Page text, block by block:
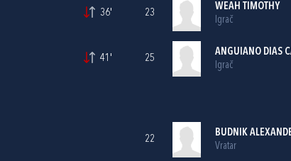
36'
41'
23
WEAH TIMOTHY
Igrač
25
ANGUIANO DIAS
Igrač
22
BUDNIK
Vratar